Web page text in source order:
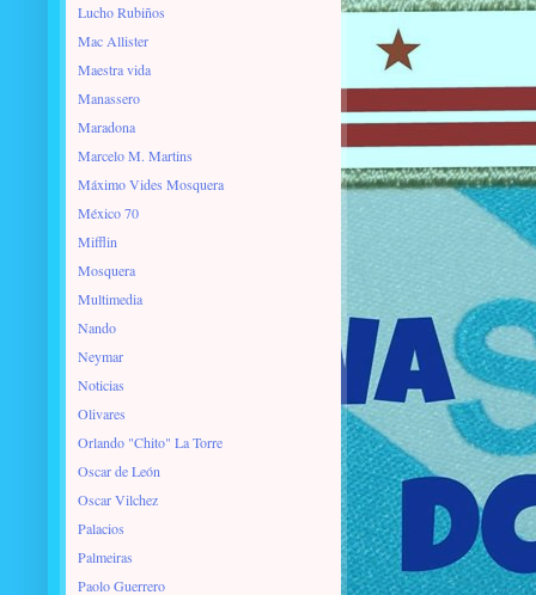
Lucho Rubiños
Mac Allister
Maestra vida
Manassero
Maradona
Marcelo M. Martins
Máximo Vides Mosquera
México 70
Mifflin
Mosquera
Multimedia
Nando
Neymar
Noticias
Olivares
Orlando "Chito" La Torre
Oscar de León
Oscar Vilchez
Palacios
Palmeiras
Paolo Guerrero